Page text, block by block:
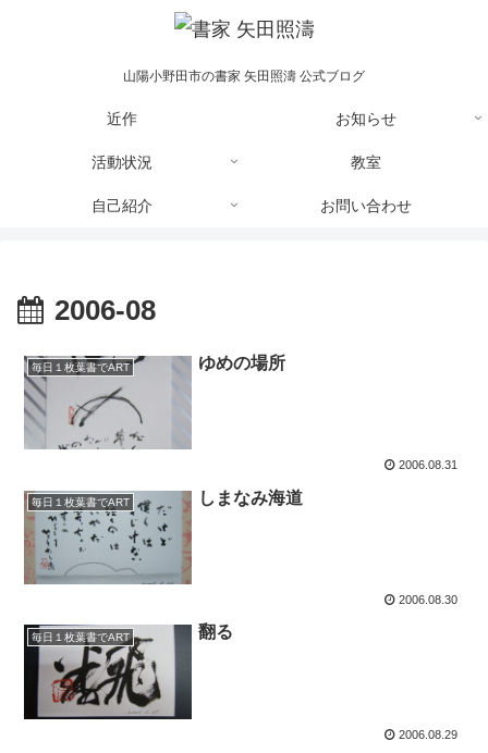
山陽小野田市の書家 矢田照濤 公式ブログ
近作 お知らせ
活動状況 教室
自己紹介 お問い合わせ
2006-08
毎日１枚葉書でART ゆめの場所
2006.08.31
毎日１枚葉書でART しまなみ海道
2006.08.30
毎日１枚葉書でART 翻る
2006.08.29